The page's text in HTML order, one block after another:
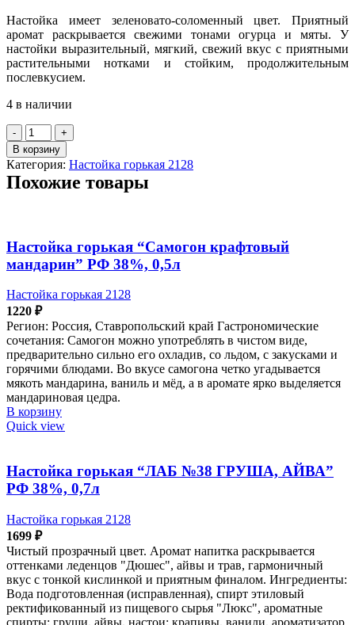
Настойка имеет зеленовато-соломенный цвет. Приятный
аромат раскрывается свежими тонами огурца и мяты. У
настойки выразительный, мягкий, свежий вкус с приятными
растительными нотками и стойким, продолжительным
послевкусием.
4 в наличии
Количество
товара
Настойка
горькая
"БЕЛУГА
РФ
0,5л
В корзину
Категория: Настойка горькая 2128
Похожие товары
Настойка горькая “Самогон крафтовый
мандарин” РФ 38%, 0,5л
Настойка горькая 2128
1220 ₽
Регион: Россия, Ставропольский край Гастрономические
сочетания: Самогон можно употреблять в чистом виде,
предварительно сильно его охладив, со льдом, с закусками и
горячими блюдами. Во вкусе самогона четко угадывается
мякоть мандарина, ваниль и мёд, а в аромате ярко выделяется
мандариновая цедра.
В корзину
Quick view
Настойка горькая “ЛАБ №38 ГРУША, АЙВА”
РФ 38%, 0,7л
Настойка горькая 2128
1699 ₽
Чистый прозрачный цвет. Аромат напитка раскрывается
оттенками леденцов "Дюшес", айвы и трав, гармоничный
вкус с тонкой кислинкой и приятным финалом. Ингредиенты:
Вода подготовленная (исправленная), спирт этиловый
ректификованный из пищевого сырья "Люкс", ароматные
спирты; груши, айвы, настои: крапивы, ванили, ароматизатор